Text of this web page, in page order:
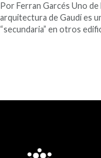
Por Ferran Garcés Uno
arquitectura de Gaudí es
“secundaria” en otros